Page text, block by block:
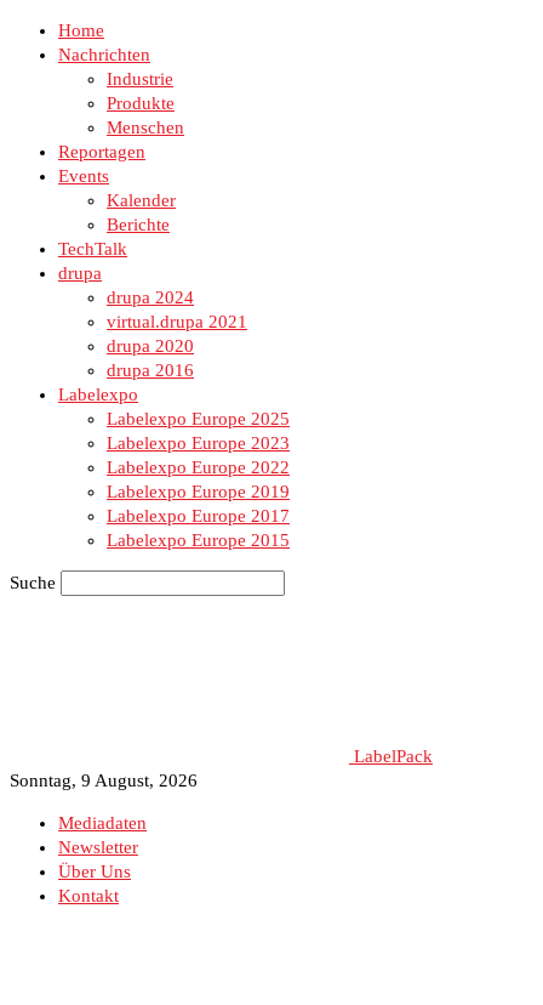
Home
Nachrichten
Industrie
Produkte
Menschen
Reportagen
Events
Kalender
Berichte
TechTalk
drupa
drupa 2024
virtual.drupa 2021
drupa 2020
drupa 2016
Labelexpo
Labelexpo Europe 2025
Labelexpo Europe 2023
Labelexpo Europe 2022
Labelexpo Europe 2019
Labelexpo Europe 2017
Labelexpo Europe 2015
Suche
LabelPack
Sonntag, 9 August, 2026
Mediadaten
Newsletter
Über Uns
Kontakt